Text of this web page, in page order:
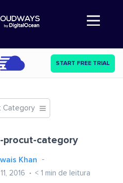
Abre a navegação
START FREE TRIAL
Category
procut-category
Khan
2016 < 1 min de leitura